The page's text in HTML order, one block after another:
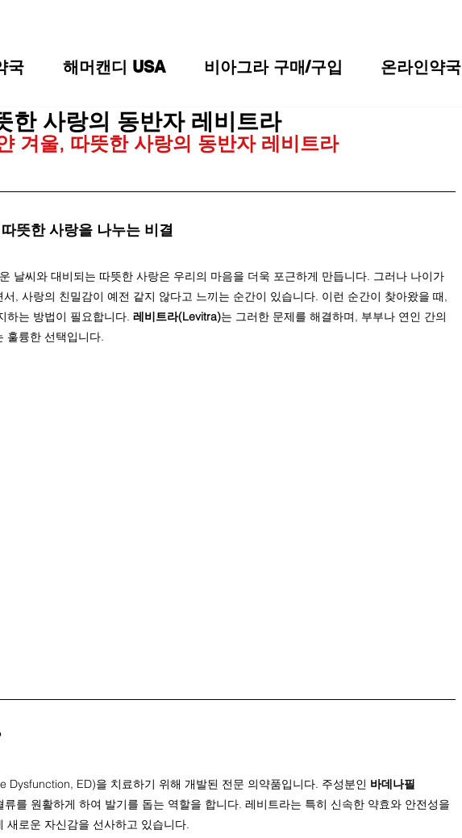
국 해머캔디 USA 비아그라 구매/구입 온라인약국
한 사랑의 동반자 레비트라
겨울, 따뜻한 사랑의 동반자 레비트라
뜻한 사랑을 나누는 비결
날씨와 대비되는 따뜻한 사랑은 우리의 마음을 더욱 포근하게 만듭니다. 그러나 나이가
, 사랑의 친밀감이 예전 같지 않다고 느끼는 순간이 있습니다. 이런 순간이 찾아왔을 때,
하는 방법이 필요합니다. 레비트라(Levitra)는 그러한 문제를 해결하며, 부부나 연인 간의
훌륭한 선택입니다.
Dysfunction, ED)을 치료하기 위해 개발된 전문 의약품입니다. 주성분인 바데나필
류를 원활하게 하여 발기를 돕는 역할을 합니다. 레비트라는 특히 신속한 약효와 안전성을
새로운 자신감을 선사하고 있습니다.